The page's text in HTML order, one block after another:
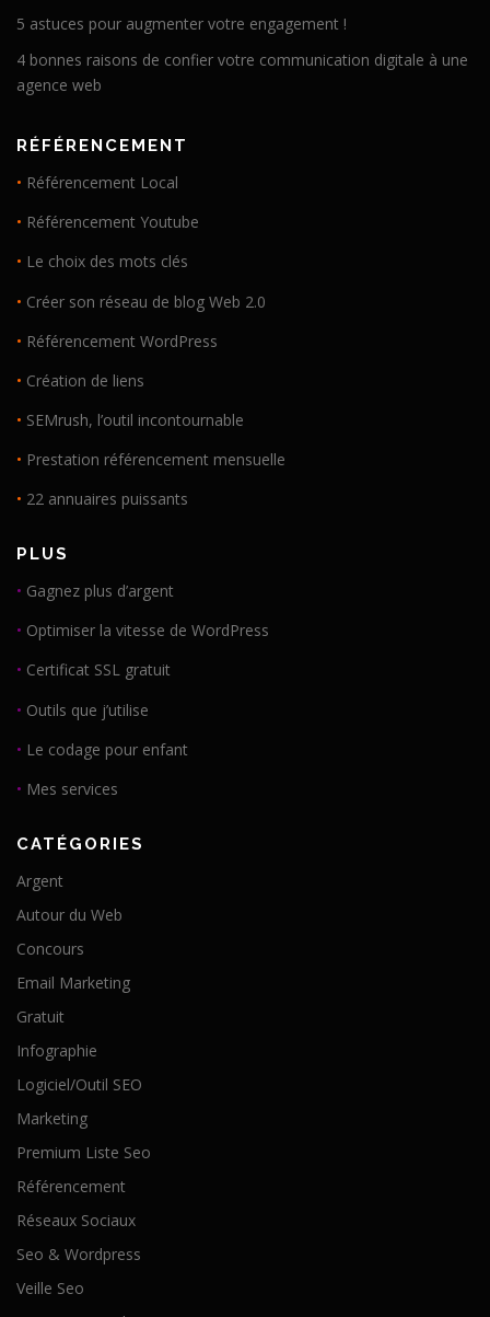
5 astuces pour augmenter votre engagement !
4 bonnes raisons de confier votre communication digitale à une
agence web
RÉFÉRENCEMENT
• Référencement Local
• Référencement Youtube
• Le choix des mots clés
• Créer son réseau de blog Web 2.0
• Référencement WordPress
• Création de liens
• SEMrush, l’outil incontournable
• Prestation référencement mensuelle
• 22 annuaires puissants
PLUS
• Gagnez plus d’argent
• Optimiser la vitesse de WordPress
• Certificat SSL gratuit
• Outils que j’utilise
• Le codage pour enfant
• Mes services
CATÉGORIES
Argent
Autour du Web
Concours
Email Marketing
Gratuit
Infographie
Logiciel/Outil SEO
Marketing
Premium Liste Seo
Référencement
Réseaux Sociaux
Seo & Wordpress
Veille Seo